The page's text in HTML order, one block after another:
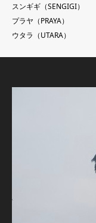
スンギギ（SENGIGI）
プラヤ（PRAYA）
ウタラ（UTARA）